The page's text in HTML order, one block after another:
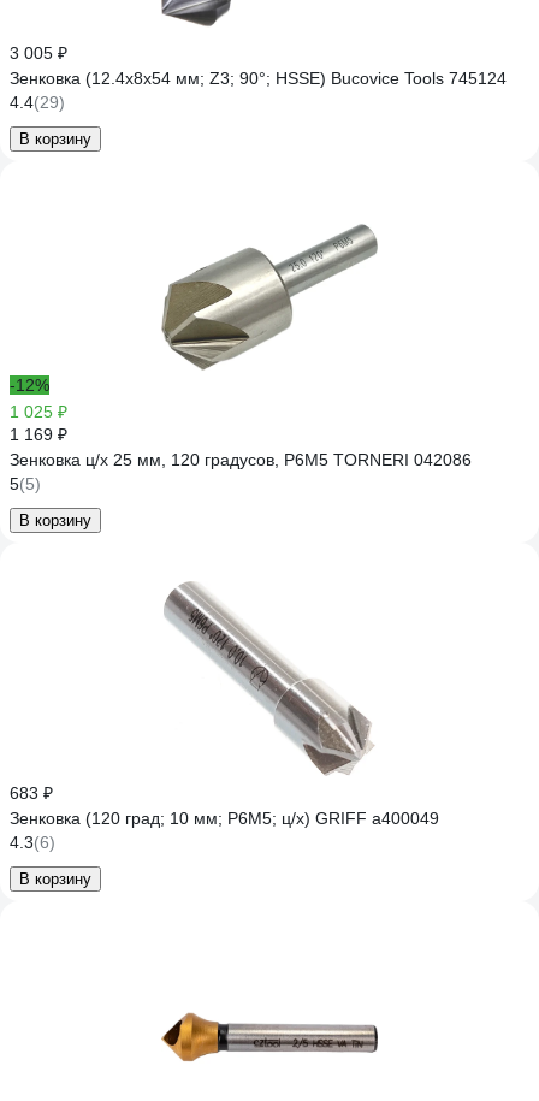
3 005 ₽
Зенковка (12.4х8х54 мм; Z3; 90°; HSSE) Bucovice Tools 745124
4.4(29)
В корзину
-12%
1 025 ₽
1 169 ₽
Зенковка ц/х 25 мм, 120 градусов, Р6М5 TORNERI 042086
5(5)
В корзину
683 ₽
Зенковка (120 град; 10 мм; Р6М5; ц/х) GRIFF a400049
4.3(6)
В корзину